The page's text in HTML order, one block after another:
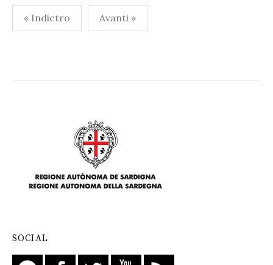
Paginazione
degli
« Indietro Avanti »
SOCIAL